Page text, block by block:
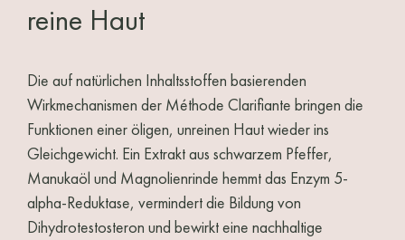
reine Haut
Die auf natürlichen Inhaltsstoffen basierenden
Wirkmechanismen der Méthode Clarifiante bringen die
Funktionen einer öligen, unreinen Haut wieder ins
Gleichgewicht. Ein Extrakt aus schwarzem Pfeffer,
Manukaöl und Magnolienrinde hemmt das Enzym 5-
alpha-Reduktase, vermindert die Bildung von
Dihydrotestosteron und bewirkt eine nachhaltige